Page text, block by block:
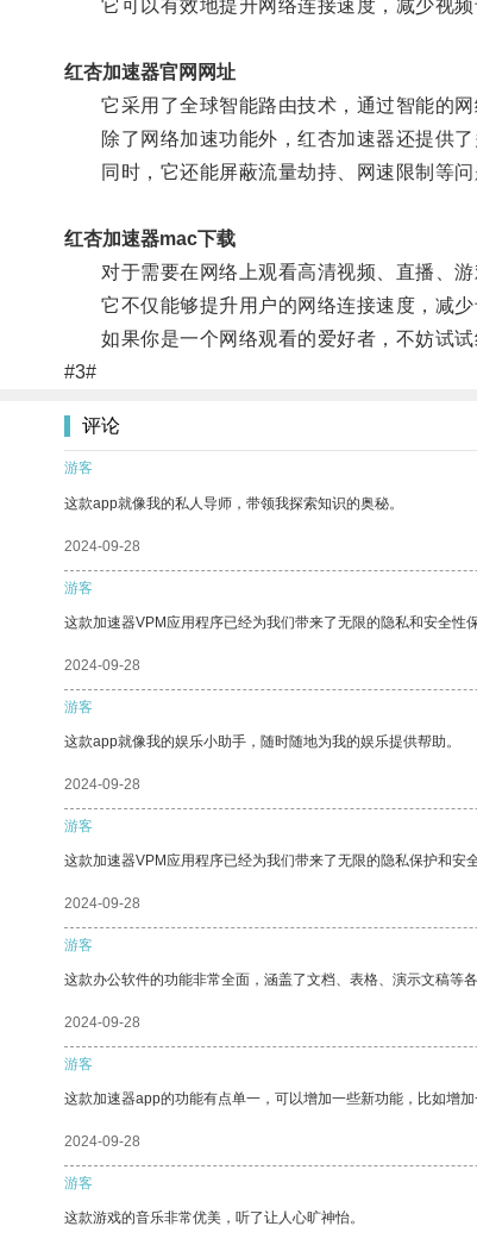
它可以有效地提升网络连接速度，减少视频
红杏加速器官网网址
它采用了全球智能路由技术，通过智能的网
除了网络加速功能外，红杏加速器还提供了
同时，它还能屏蔽流量劫持、网速限制等问
红杏加速器mac下载
对于需要在网络上观看高清视频、直播、游
它不仅能够提升用户的网络连接速度，减少
如果你是一个网络观看的爱好者，不妨试试
#3#
评论
游客
这款app就像我的私人导师，带领我探索知识的奥秘。
2024-09-28
游客
这款加速器VPM应用程序已经为我们带来了无限的隐私和安全性保
2024-09-28
游客
这款app就像我的娱乐小助手，随时随地为我的娱乐提供帮助。
2024-09-28
游客
这款加速器VPM应用程序已经为我们带来了无限的隐私保护和安全
2024-09-28
游客
这款办公软件的功能非常全面，涵盖了文档、表格、演示文稿等
2024-09-28
游客
这款加速器app的功能有点单一，可以增加一些新功能，比如增加
2024-09-28
游客
这款游戏的音乐非常优美，听了让人心旷神怡。